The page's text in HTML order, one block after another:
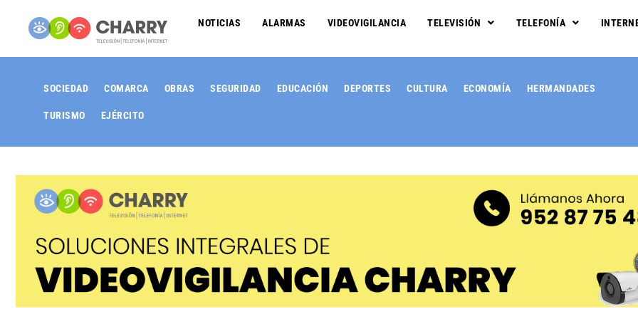
NOTICIAS ALARMAS VIDEOVIGILANCIA TELEVISIÓN TELEFONÍA
SOCIEDAD COMARCA OBRAS SEGURIDAD EDUCACIÓN DEPORTES CULTURA ECONOMÍA HERMANDADES
TURISMO EJÉRCITO